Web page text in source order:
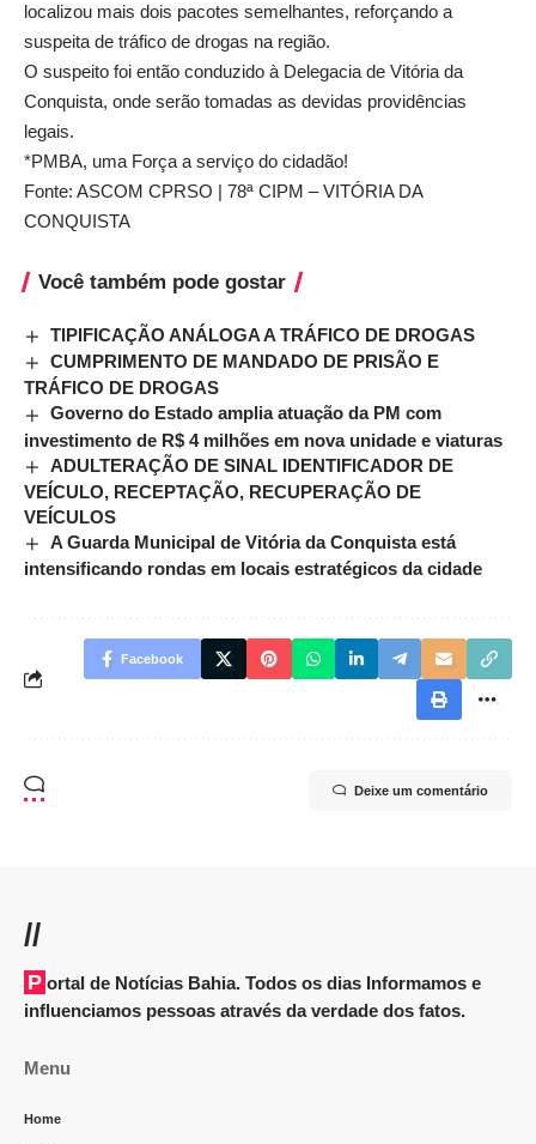
localizou mais dois pacotes semelhantes, reforçando a
suspeita de tráfico de drogas na região.
O suspeito foi então conduzido à Delegacia de Vitória da
Conquista, onde serão tomadas as devidas providências
legais.
*PMBA, uma Força a serviço do cidadão!
Fonte: ASCOM CPRSO | 78ª CIPM – VITÓRIA DA
CONQUISTA
Você também pode gostar
TIPIFICAÇÃO ANÁLOGA A TRÁFICO DE DROGAS
CUMPRIMENTO DE MANDADO DE PRISÃO E
TRÁFICO DE DROGAS
Governo do Estado amplia atuação da PM com
investimento de R$ 4 milhões em nova unidade e viaturas
ADULTERAÇÃO DE SINAL IDENTIFICADOR DE
VEÍCULO, RECEPTAÇÃO, RECUPERAÇÃO DE
VEÍCULOS
A Guarda Municipal de Vitória da Conquista está
intensificando rondas em locais estratégicos da cidade
Facebook
Deixe um comentário
//
Portal de Notícias Bahia. Todos os dias Informamos e
influenciamos pessoas através da verdade dos fatos.
Menu
Home